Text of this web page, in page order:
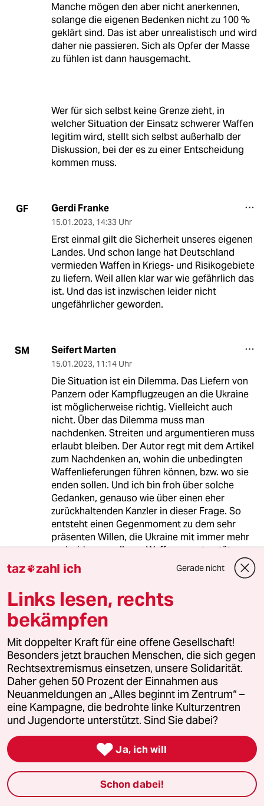
Manche mögen den aber nicht anerkennen,
solange die eigenen Bedenken nicht zu 100 %
geklärt sind. Das ist aber unrealistisch und wird
daher nie passieren. Sich als Opfer der Masse
zu fühlen ist dann hausgemacht.
Wer für sich selbst keine Grenze zieht, in
welcher Situation der Einsatz schwerer Waffen
legitim wird, stellt sich selbst außerhalb der
Diskussion, bei der es zu einer Entscheidung
kommen muss.
GF Gerdi Franke
15.01.2023, 14:33 Uhr
Erst einmal gilt die Sicherheit unseres eigenen
Landes. Und schon lange hat Deutschland
vermieden Waffen in Kriegs- und Risikogebiete
zu liefern. Weil allen klar war wie gefährlich das
ist. Und das ist inzwischen leider nicht
ungefährlicher geworden.
SM Seifert Marten
15.01.2023, 11:14 Uhr
Die Situation ist ein Dilemma. Das Liefern von
Panzern oder Kampflugzeugen an die Ukraine
ist möglicherweise richtig. Vielleicht auch
nicht. Über das Dilemma muss man
nachdenken. Streiten und argumentieren muss
erlaubt bleiben. Der Autor regt mit dem Artikel
zum Nachdenken an, wohin die unbedingten
Waffenlieferungen führen können, bzw. wo sie
enden sollen. Und ich bin froh über solche
Gedanken, genauso wie über einen eher
zurückhaltenden Kanzler in dieser Frage. So
entsteht einen Gegenmoment zu dem sehr
präsenten Willen, die Ukraine mit immer mehr
und wirkungsvolleren Waffen zu unterstützen.
Denn dieser Wille ist schon da und wird von
Politikern aller Parteien und der mit „Wumms“
geförderten Rüstungsindustrie beständig
vorangetrieben. Möglicherweise ist das zum
Glück so, denn die Ukraine wird
währenddessen angegriffen und hat vom
Nachdenken über ein Dilemma nichts.
Es ist und bleibt ein Dilemma.
W warum_denkt_keiner_nach?
15.01.2023, 10:40 Uhr
Der Kommentar sollte als Rundschreiben an
alle deutschen Medien gehen...
taz zahl ich Gerade nicht
Links lesen, rechts
bekämpfen
Mit doppelter Kraft für eine offene Gesellschaft!
Besonders jetzt brauchen Menschen, die sich gegen
Rechtsextremismus einsetzen, unsere Solidarität.
Daher gehen 50 Prozent der Einnahmen aus
Neuanmeldungen an „Alles beginnt im Zentrum“ –
eine Kampagne, die bedrohte linke Kulturzentren
und Jugendorte unterstützt. Sind Sie dabei?
 Ja, ich will
Schon dabei!